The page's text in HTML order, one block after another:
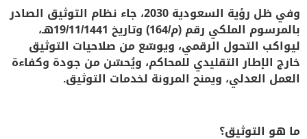
وفي ظل رؤية السعودية 2030، جاء نظام التوثيق الصادر
بالمرسوم الملكي رقم (م/164) وتاريخ 19/11/1441هـ،
ليواكب التحول الرقمي، ويوسّع من صلاحيات التوثيق
خارج الإطار التقليدي للمحاكم، ويُحسّن من جودة وكفاءة
العمل العدلي، ويمنح المرونة لخدمات التوثيق.
ما هو التوثيق؟